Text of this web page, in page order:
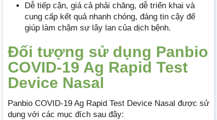
Dễ tiếp cận, giá cả phải chăng, dễ triển khai và
cung cấp kết quả nhanh chóng, đáng tin cậy để
giúp làm chậm sự lây lan của dịch bệnh.
Đối tượng sử dụng Panbio
COVID-19 Ag Rapid Test
Device Nasal
Panbio COVID-19 Ag Rapid Test Device Nasal được sử
dụng với các mục đích sau đây: